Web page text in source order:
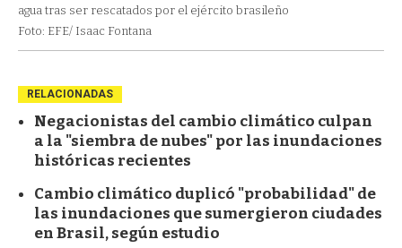
agua tras ser rescatados por el ejército brasileño
Foto: EFE/ Isaac Fontana
RELACIONADAS
Negacionistas del cambio climático culpan
a la "siembra de nubes" por las inundaciones
históricas recientes
Cambio climático duplicó "probabilidad" de
las inundaciones que sumergieron ciudades
en Brasil, según estudio